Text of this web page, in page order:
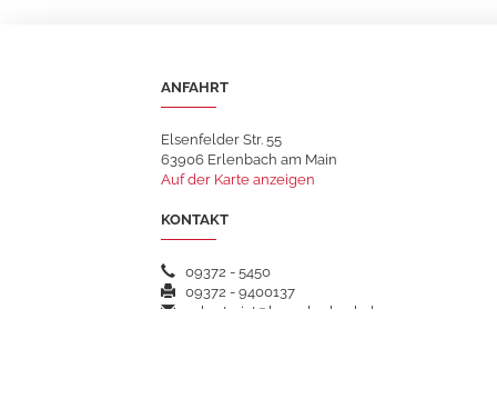
ANFAHRT
Elsenfelder Str. 55
63906 Erlenbach am Main
Auf der Karte anzeigen
KONTAKT
09372 - 5450
09372 - 9400137
sekretariat@hsgerlenbach.de